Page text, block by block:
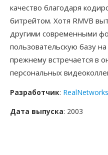
качество благодаря
битрейтом. Хотя RMVB
другими современными
пользовательскую базу
прежнему встречается в
персональных
Разработчик: RealNetworks
Дата выпуска: 2003